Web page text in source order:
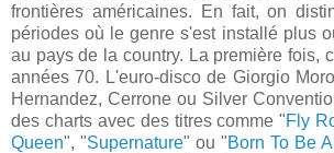
frontières américaines. En fait, on
périodes où le genre s'est installé plus
au pays de la country. La première fois,
années 70. L'euro-disco de Giorgio
Hernandez, Cerrone ou Silver
des charts avec des titres comme "Fly
Queen", "Supernature" ou "Born To Be